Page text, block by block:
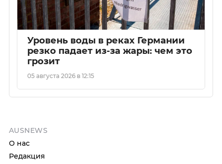
Уровень воды в реках Германии
резко падает из-за жары: чем это
грозит
05 августа 2026 в 12:15
AUSNEWS
О нас
Редакция